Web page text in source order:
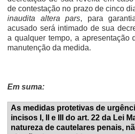
de contestação no prazo de cinco
inaudita altera pars, para
acusado será intimado de sua
a qualquer tempo, a apresentação
manutenção da medida.
Em suma:
As medidas protetivas de
incisos I, II e III do art. 22 da Lei
natureza de cautelares penais,